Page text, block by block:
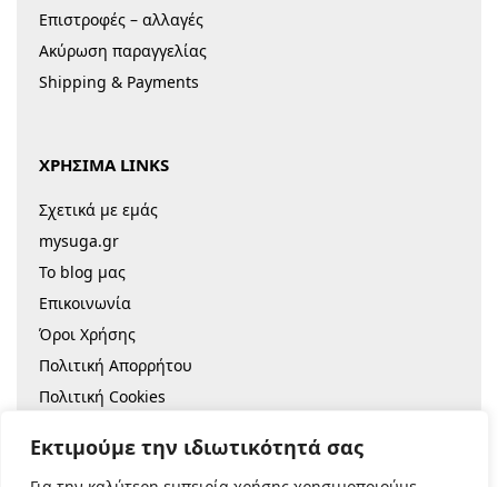
Εκτιμούμε την ιδιωτικότητά σας
Επιστροφές – αλλαγές
Ακύρωση παραγγελίας
Shipping & Payments
ΧΡΗΣΙΜΑ LINKS
Σχετικά με εμάς
mysuga.gr
Το blog μας
Επικοινωνία
Όροι Χρήσης
Πολιτική Απορρήτου
Πολιτική Cookies